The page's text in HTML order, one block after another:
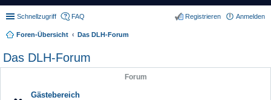
Schnellzugriff FAQ Anmelden
Registrieren
Foren-Übersicht Das DLH-Forum
Das DLH-Forum
Forum
Gästebereich